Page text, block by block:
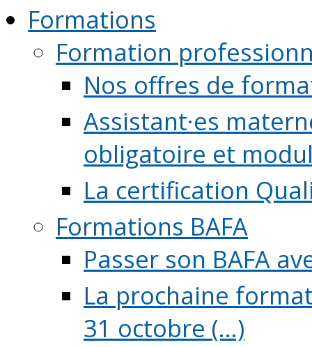
Formations
Formation
Nos offres de
Assistant·es
obligatoire et
La certification
Formations BAFA
Passer son BAFA
La prochaine
31 octobre (...)